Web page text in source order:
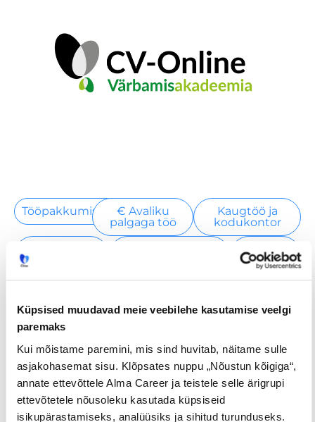
Küpsised muudavad meie veebilehe kasutamise veelgi
paremaks
Kui mõistame paremini, mis sind huvitab, näitame sulle
asjakohasemat sisu. Klõpsates nuppu „Nõustun kõigiga“,
annate ettevõttele Alma Career ja teistele selle ärigrupi
ettevõtetele nõusoleku kasutada küpsiseid
isikupärastamiseks, analüüsiks ja sihitud turunduseks.
Tööpakkumised
€ Avaliku
palgaga töö
Kaugtöö ja
kodukontor
Töö
noortele
Prev